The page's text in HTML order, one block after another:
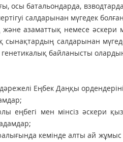
батальондарда,
салдарынан мүгедек
азаматтық немесе әскери
салдарынан
байланысты
Еңбек Даңқы
еңбегі мен мінсіз әскери
кемiнде алты ай жұмыс